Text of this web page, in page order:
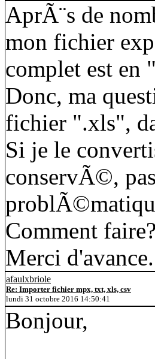
AprÃ¨s de
mon fichier
complet est en
Donc, ma
fichier ".xls",
Si je le
conservÃ©,
Comment faire?
Merci d'avance.
afaulxbriole
Re: Importer fichier mpx, txt, xls, csv
lundi 31 octobre 2016 14:50:41
Bonjour,